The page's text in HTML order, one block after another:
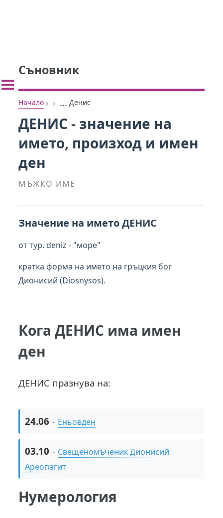
Съновник
Начало › › ... Денис
ДЕНИС - значение на
името, произход и имен
ден
МЪЖКО ИМЕ
Значение на името ДЕНИС
от тур. deniz - "море"
кратка форма на името на гръцкия бог
Дионисий (Diosnysos).
Кога ДЕНИС има имен
ден
ДЕНИС празнува на:
24.06 - Еньовден
03.10 - Свещеномъченик Дионисий
Ареопагит
Нумерология